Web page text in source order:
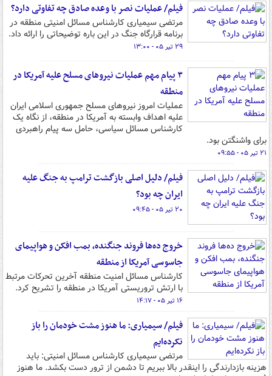
فیلم/ عملیات نصر با وعده صادق چه تفاوتی دارد؟
مرتضی سیمیاری کارشناس مسائل امنیتی منطقه در
برنامه قرارگاه جنگ در این باره توضیحاتی را ارائه داد.
۲۹ تیر ۰۵ - ۱۳:۰۰
۳ پیام مهم عملیات نیروهای مسلح علیه آمریکا در
منطقه
عملیات امروز نیروهای مسلح جمهوری اسلامی ایران
علیه اهداف وابسته به آمریکا در منطقه، از نگاه یک
کارشناس مسائل سیاسی، حامل سه پیام راهبردی
برای واشنگتن بود.
۲۱ تیر ۰۵ - ۰۹:۵۵
فیلم/ دلیل اصلی بازگشت ترامپ به جنگ علیه
ایران چه بود؟
۲۰ تیر ۰۵ - ۰۹:۴۵
خروج ده‌ها فروند جنگنده، بمب افکن و هواپیمای
جاسوسی آمریکا از منطقه
کارشناس مسائل امنیت منطقه آخرین تحرکات مرتبط
با ارتش تروریستی آمریکا در منطقه را تشریح کرد.
۱۶ تیر ۰۵ - ۱۴:۱۷
فیلم/ سیمیاری: ما هنوز مشت خودمان را باز
نکرده‌ایم
مرتضی سیمیاری کارشناس مسائل امنیتی: باید
هزینه بازدارندگی را اینقدر بالا ببریم تا دشمن از ترور دست بکشد. ما هنوز